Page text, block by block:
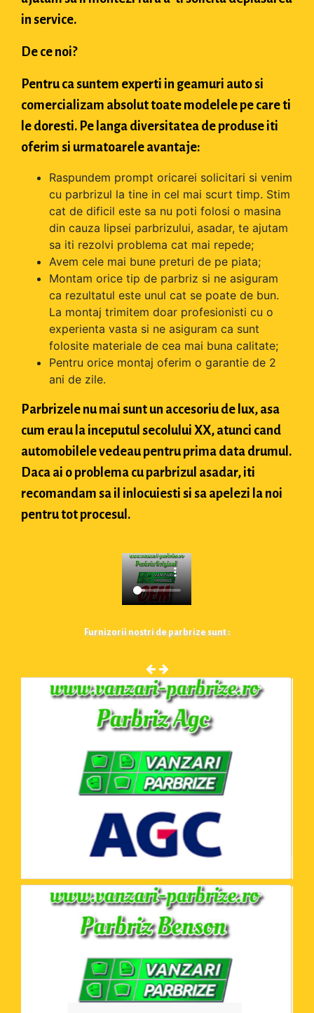
in service.
De ce noi?
Pentru ca suntem experti in geamuri auto si
comercializam absolut toate modelele pe care ti
le doresti. Pe langa diversitatea de produse iti
oferim si urmatoarele avantaje:
Raspundem prompt oricarei solicitari si venim
cu parbrizul la tine in cel mai scurt timp. Stim
cat de dificil este sa nu poti folosi o masina
din cauza lipsei parbrizului, asadar, te ajutam
sa iti rezolvi problema cat mai repede;
Avem cele mai bune preturi de pe piata;
Montam orice tip de parbriz si ne asiguram
ca rezultatul este unul cat se poate de bun.
La montaj trimitem doar profesionisti cu o
experienta vasta si ne asiguram ca sunt
folosite materiale de cea mai buna calitate;
Pentru orice montaj oferim o garantie de 2
ani de zile.
Parbrizele nu mai sunt un accesoriu de lux, asa
cum erau la inceputul secolului XX, atunci cand
automobilele vedeau pentru prima data drumul.
Daca ai o problema cu parbrizul asadar, iti
recomandam sa il inlocuiesti si sa apelezi la noi
pentru tot procesul.
Furnizorii nostri de parbrize sunt :